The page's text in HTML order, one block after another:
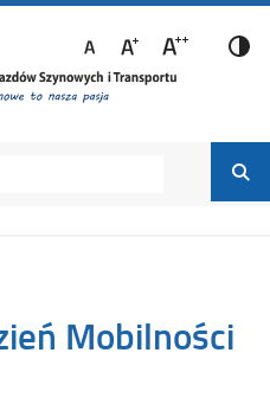
Katedra Pojazdów
Szynowych i
Transportu
i Transportu
na Wydziale
Mobilności